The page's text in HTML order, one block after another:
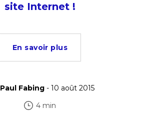
site Internet !
En savoir plus
Paul Fabing- 10 août 2015
4 min